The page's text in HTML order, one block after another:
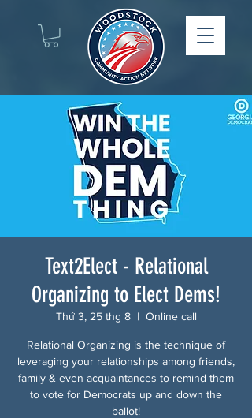
Text2Elect - Relational
Organizing to Elect Dems!
Thứ 3, 25 thg 8
  |
Online call
Relational Organizing is the technique of
leveraging your relationships among friends,
family & even acquaintances to remind them
to vote for Democrats up and down the
ballot!